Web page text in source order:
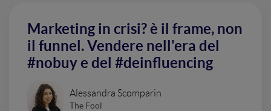
Marketing in crisi? è il frame, non
il funnel. Vendere nell'era del
#nobuy e del #deinfluencing
Alessandra Scomparin
The Fool